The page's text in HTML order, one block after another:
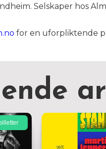
Selskaper hos
for en uforpliktende